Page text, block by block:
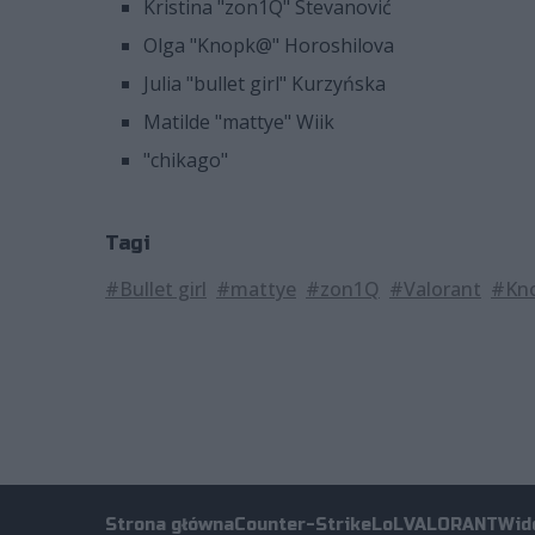
Kristina "zon1Q" Stevanović
Olga "Knopk@" Horoshilova
Julia "bullet girl" Kurzyńska
Matilde "mattye" Wiik
"chikago"
Tagi
#Bullet girl #mattye #zon1Q #Valorant
Strona głównaCounter-StrikeLoLVALORANT